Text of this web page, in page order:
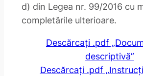
d) din Legea nr. 99/2016 cu
completările ulterioare.
Descărcați .pdf
descriptivă”
Descărcați .pdf